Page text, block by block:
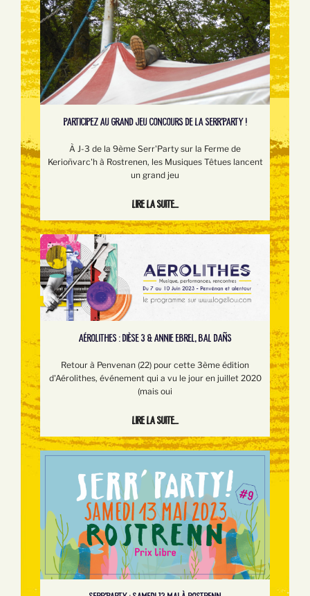
PARTICIPEZ AU GRAND JEU CONCOURS DE LA SERR'PARTY !
À J-3 de la 9ème Serr'Party sur la Ferme de
Kerioñvarc'h à Rostrenen, les Musiques Têtues lancent
un grand jeu
Lire la suite...
AÉROLITHES : DIÈSE 3 & ANNIE EBREL, BAL DAÑS
Retour à Penvenan (22) pour cette 3ème édition
d'Aérolithes, événement qui a vu le jour en juillet 2020
(mais oui
Lire la suite...